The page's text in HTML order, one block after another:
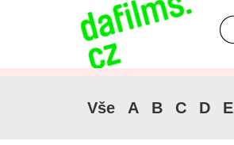
Pokročilé vyhledávání
Vše A B C D E